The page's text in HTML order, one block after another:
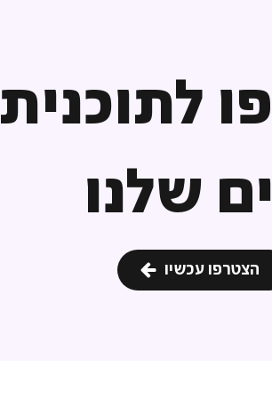
לתוכנית
שלנו
הצטרפו עכשיו